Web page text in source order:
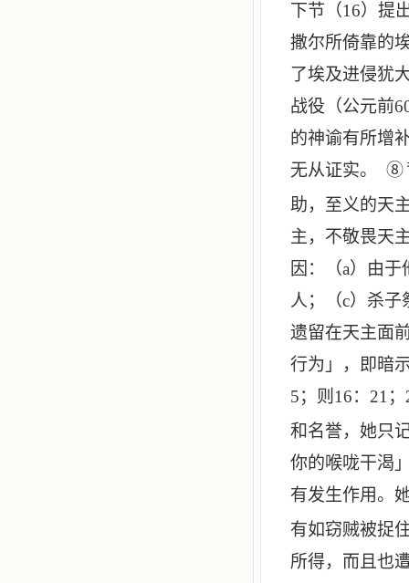
下节（16）提
撒尔所倚靠的
了埃及进侵犹
战役（公元前
的神谕有所增
无从证实。
⑧
助，至义的天
主，不敬畏天
因：（a）由于
人；（c）杀子
遗留在天主面
行为」，即暗
5；则 16： 21 ；
和名誉，她只
你的喉咙干渴
有发生作用。
有如窃贼被捉
所得，而且也